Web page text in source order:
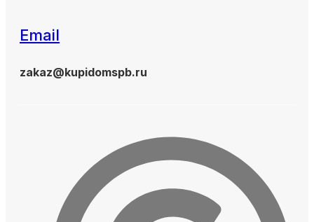
Email
zakaz@kupidomspb.ru